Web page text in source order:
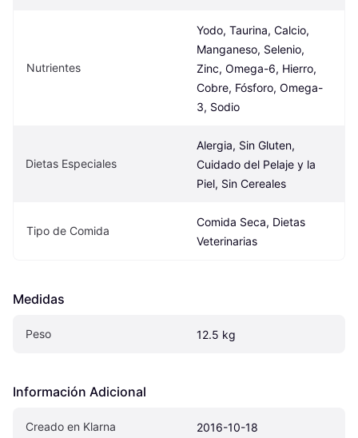
Nutrientes
Yodo, Taurina, Calcio,
Manganeso, Selenio,
Zinc, Omega-6, Hierro,
Cobre, Fósforo, Omega-
3, Sodio
Dietas Especiales
Alergia, Sin Gluten,
Cuidado del Pelaje y la
Piel, Sin Cereales
Tipo de Comida
Comida Seca, Dietas
Veterinarias
Medidas
Peso 12.5 kg
Información Adicional
Creado en Klarna 2016-10-18